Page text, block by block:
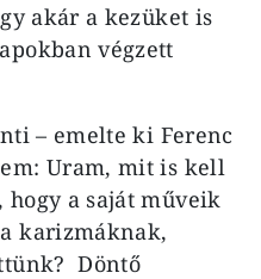
akár a kezüket is
végzett
– emelte ki Ferenc
Uram, mit is kell
a saját műveik
karizmáknak,
Döntő